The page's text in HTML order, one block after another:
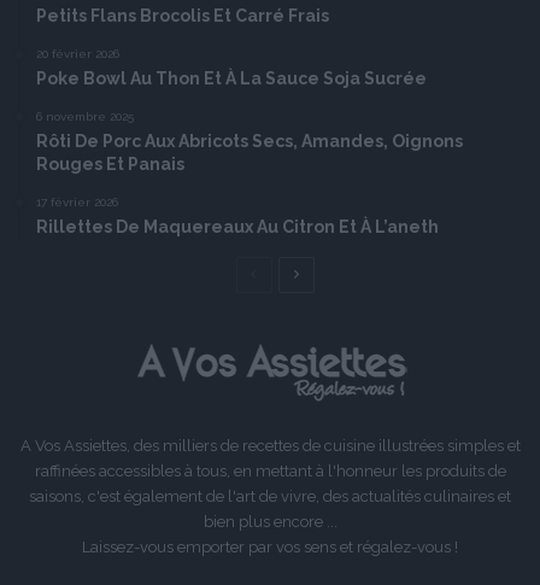
Petits Flans Brocolis Et Carré Frais
20 février 2026
Poke Bowl Au Thon Et À La Sauce Soja Sucrée
6 novembre 2025
Rôti De Porc Aux Abricots Secs, Amandes, Oignons
Rouges Et Panais
17 février 2026
Rillettes De Maquereaux Au Citron Et À L’aneth
Page
A Vos Assiettes, des milliers de recettes de cuisine illustrées simples et
raffinées accessibles à tous, en mettant à l'honneur les produits de
saisons, c'est également de l'art de vivre, des actualités culinaires et
bien plus encore ...
Laissez-vous emporter par vos sens et régalez-vous !